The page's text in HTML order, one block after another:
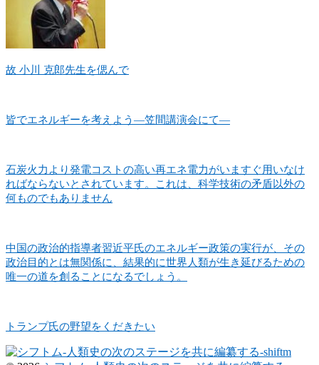
故 小川 克郎先生を偲んで
皆でエネルギーを考えよう―笠間講演会にて―
石炭火力より発電コストの高い再エネ電力がいますぐ用いなけ
ればならないとされています。これは、科学技術の矛盾以外の
何ものでもありません
中国の政治的指導者習近平氏のエネルギー政策の実行が、その
政治目的とは無関係に、結果的に世界人類が生き延びるための
唯一の道を創ることになるでしょう。
トランプ氏の野望をくだきたい